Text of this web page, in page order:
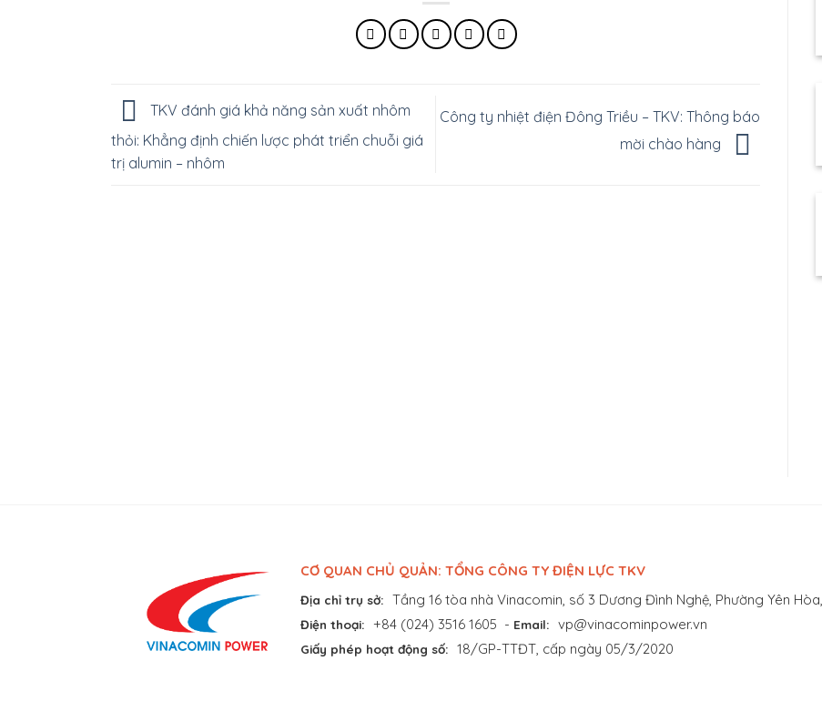
TKV đánh giá khả năng sản xuất nhôm
thỏi: Khẳng định chiến lược phát triển chuỗi giá
trị alumin – nhôm
Công ty nhiệt điện Đông Triều – TKV: Thông báo
mời chào hàng
CƠ QUAN CHỦ QUẢN: TỔNG CÔNG TY ĐIỆN LỰC TKV
Địa chỉ trụ sở: Tầng 16 tòa nhà Vinacomin, số 3 Dương Đình Nghệ, Phường Yên
Điện thoại: +84 (024) 3516 1605 - Email: vp@vinacominpower.vn
Giấy phép hoạt động số: 18/GP-TTĐT, cấp ngày 05/3/2020